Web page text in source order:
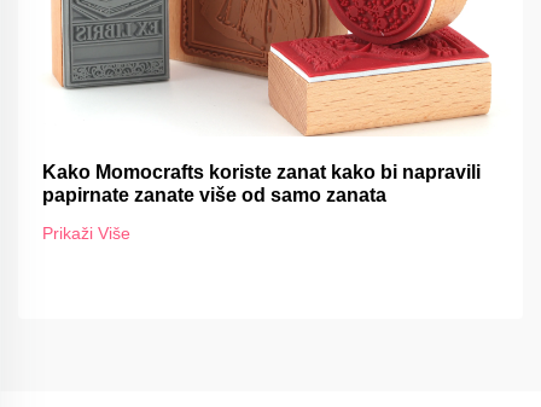
Kako Momocrafts koriste zanat kako bi napravili
papirnate zanate više od samo zanata
Prikaži Više